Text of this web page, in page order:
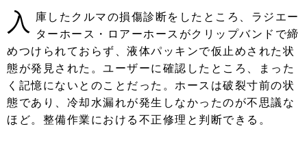
入
庫したクルマの損傷診断をしたところ、ラジエー
ターホース・ロアーホースがクリップバンドで締
めつけられておらず、液体パッキンで仮止めされた状
態が発見された。ユーザーに確認したところ、まった
く記憶にないとのことだった。ホースは破裂寸前の状
態であり、冷却水漏れが発生しなかったのが不思議な
ほど。整備作業における不正修理と判断できる。